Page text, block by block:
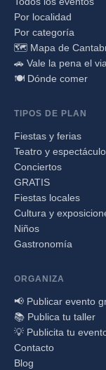
Por localidad
Por categoría
🗺️ Mapa de
🚗 Vale la pena el
🍽️ Dónde comer
TIPOS DE PLAN
Fiestas y ferias
Teatro y
Conciertos
GRATIS
Fiestas locales
Cultura y
Niños
Gastronomía
ORGANIZA
📢 Publicar evento
📚 Publica tu taller
💡 Publicita tu
Contacto
Blog